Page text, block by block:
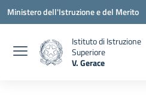
Vai ai contenuti
Vai al menu di navigazione
Vai al footer
Ministero dell'Istruzione e del Merito
Istituto di Istruzione
Superiore
V. Gerace